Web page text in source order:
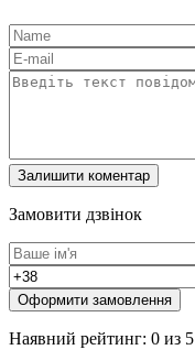
Замовити дзвінок
Оформити замовлення
Наявний рейтинг: 0 из 5